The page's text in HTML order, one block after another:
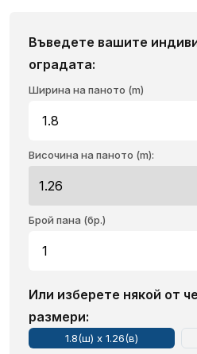
Въведете вашите
оградата:
Ширина на паното (m)
Височина на паното (m):
Брой пана (бр.)
Или изберете някой от
размери:
1.8(ш) x 1.26(в)